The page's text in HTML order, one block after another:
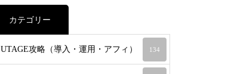
カテゴリー
UTAGE攻略（導入・運用・アフィ） 134